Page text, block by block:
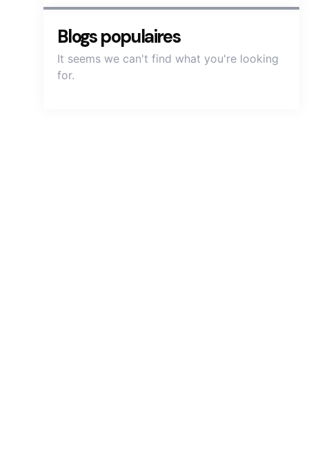
Blogs populaires
It seems we can't find what you're looking
for.